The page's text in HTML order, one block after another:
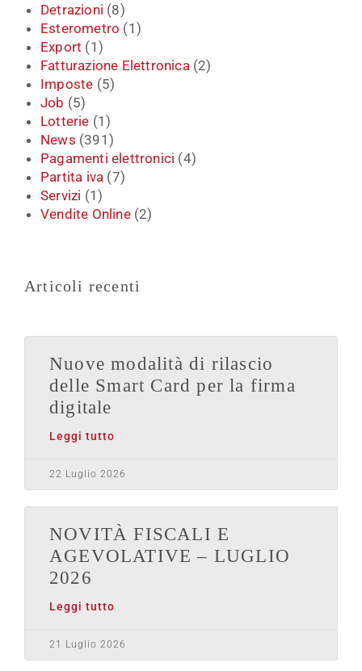
Detrazioni (8)
Esterometro (1)
Export (1)
Fatturazione Elettronica (2)
Imposte (5)
Job (5)
Lotterie (1)
News (391)
Pagamenti elettronici (4)
Partita iva (7)
Servizi (1)
Vendite Online(2)
Articoli recenti
Nuove modalità di rilascio
delle Smart Card per la firma
digitale
Leggi tutto
22 Luglio 2026
NOVITÀ FISCALI E
AGEVOLATIVE – LUGLIO
2026
Leggi tutto
21 Luglio 2026